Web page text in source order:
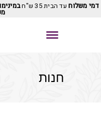
דמי משלוחעד הבית 35 ש"ח
חנות